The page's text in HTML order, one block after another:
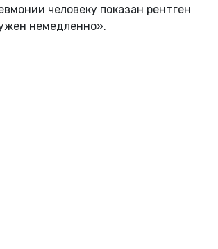
человеку показан рентген
немедленно».